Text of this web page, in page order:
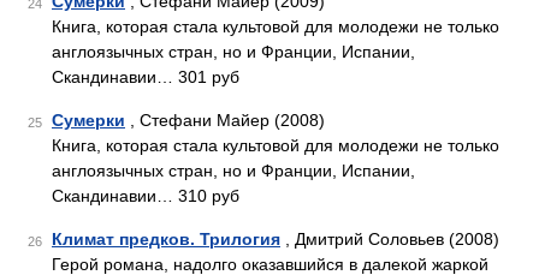
24
Книга, которая стала культовой для молодежи не только
англоязычных стран, но и Франции, Испании,
Скандинавии… 301 руб
25 Сумерки , Стефани Майер (2008)
Книга, которая стала культовой для молодежи не только
англоязычных стран, но и Франции, Испании,
Скандинавии… 310 руб
26 Климат предков. Трилогия , Дмитрий Соловьев (2008)
Герой романа, надолго оказавшийся в далекой жаркой